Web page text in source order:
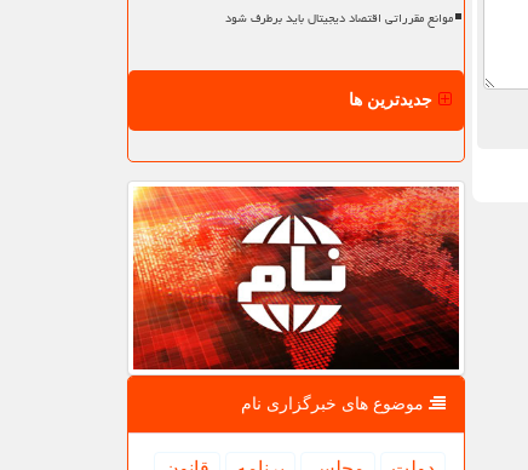
موانع مقرراتی اقتصاد دیجیتال باید برطرف شود
جدیدترین ها
موضوع های خبرگزاری نام